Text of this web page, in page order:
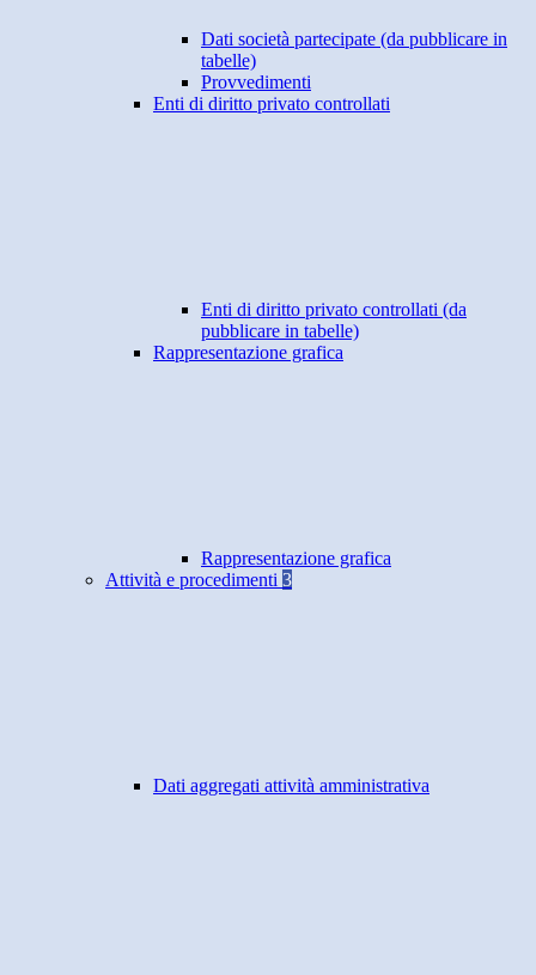
Dati società partecipate (da pubblicare in
tabelle)
Provvedimenti
Enti di diritto privato controllati
Enti di diritto privato controllati (da
pubblicare in tabelle)
Rappresentazione grafica
Rappresentazione grafica
Attività e procedimenti 3
Dati aggregati attività amministrativa